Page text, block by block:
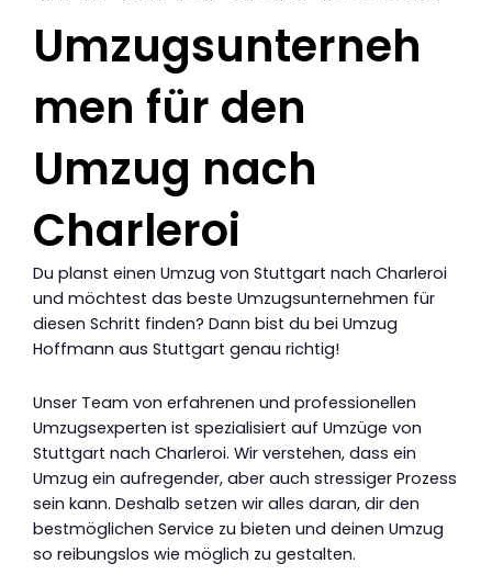
Umzugsunterneh
men für den
Umzug nach
Charleroi
Du planst einen Umzug von Stuttgart nach Charleroi
und möchtest das beste Umzugsunternehmen für
diesen Schritt finden? Dann bist du bei Umzug
Hoffmann aus Stuttgart genau richtig!
Unser Team von erfahrenen und professionellen
Umzugsexperten ist spezialisiert auf Umzüge von
Stuttgart nach Charleroi. Wir verstehen, dass ein
Umzug ein aufregender, aber auch stressiger Prozess
sein kann. Deshalb setzen wir alles daran, dir den
bestmöglichen Service zu bieten und deinen Umzug
so reibungslos wie möglich zu gestalten.